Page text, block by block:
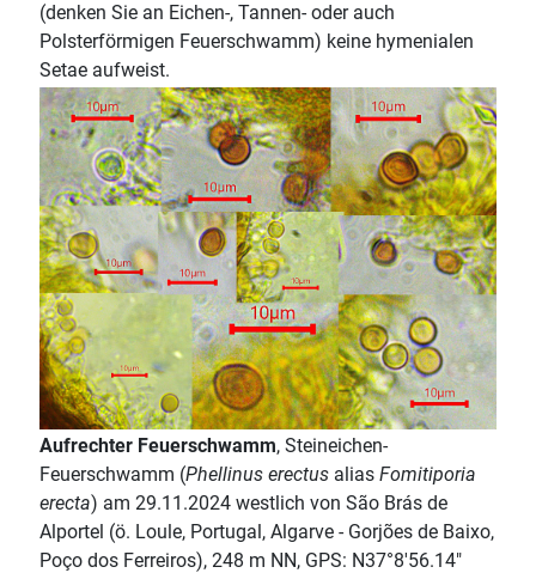
(denken Sie an Eichen-, Tannen- oder auch
Polsterförmigen Feuerschwamm) keine hymenialen
Setae aufweist.
Aufrechter Feuerschwamm, Steineichen-
Feuerschwamm (Phellinus erectus alias Fomitiporia
erecta) am 29.11.2024 westlich von São Brás de
Alportel (ö. Loule, Portugal, Algarve - Gorjões de Baixo,
Poço dos Ferreiros), 248 m NN, GPS: N37°8'56.14"